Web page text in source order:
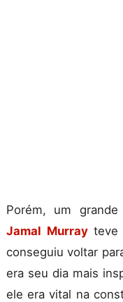
Porém, um
Jamal Murrayteve
conseguiu voltar
era seu dia mais
ele era vital na